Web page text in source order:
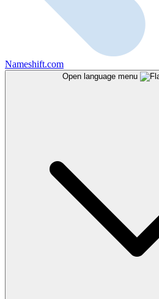
Nameshift.com
Open language menu